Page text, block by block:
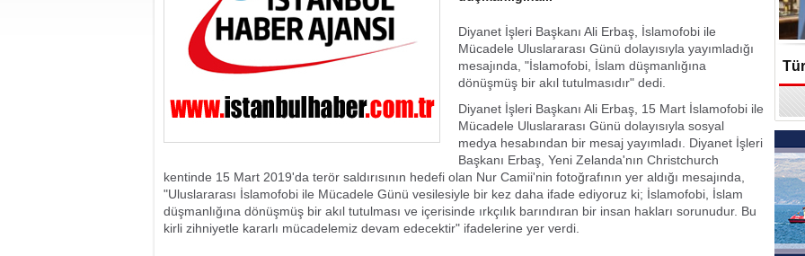
Diyanet İşleri Başkanı Ali Erbaş, İslamofobi ile
Mücadele Uluslararası Günü dolayısıyla yayımladığı
mesajında, "İslamofobi, İslam düşmanlığına
dönüşmüş bir akıl tutulmasıdır" dedi.
Diyanet İşleri Başkanı Ali Erbaş, 15 Mart İslamofobi ile
Mücadele Uluslararası Günü dolayısıyla sosyal
medya hesabından bir mesaj yayımladı. Diyanet İşleri
Başkanı Erbaş, Yeni Zelanda'nın Christchurch
kentinde 15 Mart 2019'da terör saldırısının hedefi olan Nur Camii'nin fotoğrafının yer aldığı mesajında,
"Uluslararası İslamofobi ile Mücadele Günü vesilesiyle bir kez daha ifade ediyoruz ki; İslamofobi, İslam
düşmanlığına dönüşmüş bir akıl tutulması ve içerisinde ırkçılık barındıran bir insan hakları sorunudur. Bu
kirli zihniyetle kararlı mücadelemiz devam edecektir" ifadelerine yer verdi.